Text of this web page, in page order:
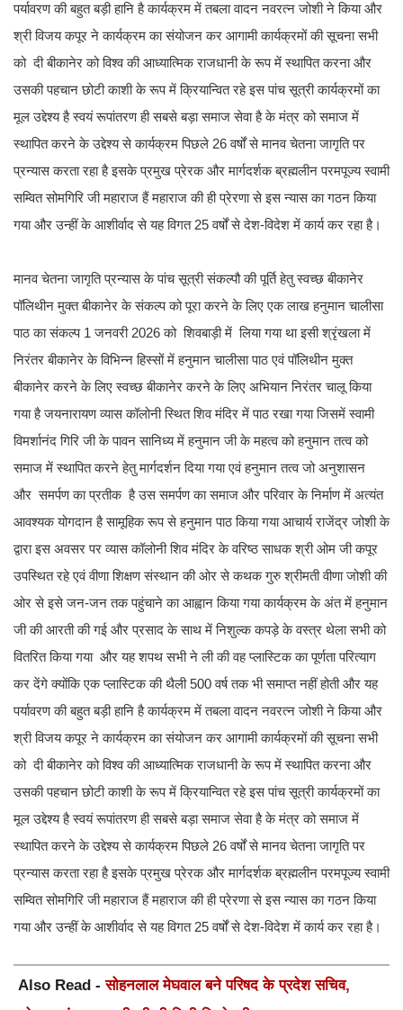
पर्यावरण की बहुत बड़ी हानि है कार्यक्रम में तबला वादन नवरत्न जोशी ने किया और
श्री विजय कपूर ने कार्यक्रम का संयोजन कर आगामी कार्यक्रमों की सूचना सभी
को दी बीकानेर को विश्व की आध्यात्मिक राजधानी के रूप में स्थापित करना और
उसकी पहचान छोटी काशी के रूप में क्रियान्वित रहे इस पांच सूत्री कार्यक्रमों का
मूल उद्देश्य है स्वयं रूपांतरण ही सबसे बड़ा समाज सेवा है के मंत्र को समाज में
स्थापित करने के उद्देश्य से कार्यक्रम पिछले 26 वर्षों से मानव चेतना जागृति पर
प्रन्यास करता रहा है इसके प्रमुख प्रेरक और मार्गदर्शक ब्रह्मलीन परमपूज्य स्वामी
सम्वित सोमगिरि जी महाराज हैं महाराज की ही प्रेरणा से इस न्यास का गठन किया
गया और उन्हीं के आशीर्वाद से यह विगत 25 वर्षों से देश-विदेश में कार्य कर रहा है।
मानव चेतना जागृति प्रन्यास के पांच सूत्री संकल्पौ की पूर्ति हेतु स्वच्छ बीकानेर
पॉलिथीन मुक्त बीकानेर के संकल्प को पूरा करने के लिए एक लाख हनुमान चालीसा
पाठ का संकल्प 1 जनवरी 2026 को शिवबाड़ी में लिया गया था इसी श्रृंखला में
निरंतर बीकानेर के विभिन्न हिस्सों में हनुमान चालीसा पाठ एवं पॉलिथीन मुक्त
बीकानेर करने के लिए स्वच्छ बीकानेर करने के लिए अभियान निरंतर चालू किया
गया है जयनारायण व्यास कॉलोनी स्थित शिव मंदिर में पाठ रखा गया जिसमें स्वामी
विमर्शानंद गिरि जी के पावन सानिध्य में हनुमान जी के महत्व को हनुमान तत्व को
समाज में स्थापित करने हेतु मार्गदर्शन दिया गया एवं हनुमान तत्व जो अनुशासन
और समर्पण का प्रतीक है उस समर्पण का समाज और परिवार के निर्माण में अत्यंत
आवश्यक योगदान है सामूहिक रूप से हनुमान पाठ किया गया आचार्य राजेंद्र जोशी के
द्वारा इस अवसर पर व्यास कॉलोनी शिव मंदिर के वरिष्ठ साधक श्री ओम जी कपूर
उपस्थित रहे एवं वीणा शिक्षण संस्थान की ओर से कथक गुरु श्रीमती वीणा जोशी की
ओर से इसे जन-जन तक पहुंचाने का आह्वान किया गया कार्यक्रम के अंत में हनुमान
जी की आरती की गई और प्रसाद के साथ में निशुल्क कपड़े के वस्त्र थेला सभी को
वितरित किया गया और यह शपथ सभी ने ली की वह प्लास्टिक का पूर्णता परित्याग
कर देंगे क्योंकि एक प्लास्टिक की थैली 500 वर्ष तक भी समाप्त नहीं होती और यह
पर्यावरण की बहुत बड़ी हानि है कार्यक्रम में तबला वादन नवरत्न जोशी ने किया और
श्री विजय कपूर ने कार्यक्रम का संयोजन कर आगामी कार्यक्रमों की सूचना सभी
को दी बीकानेर को विश्व की आध्यात्मिक राजधानी के रूप में स्थापित करना और
उसकी पहचान छोटी काशी के रूप में क्रियान्वित रहे इस पांच सूत्री कार्यक्रमों का
मूल उद्देश्य है स्वयं रूपांतरण ही सबसे बड़ा समाज सेवा है के मंत्र को समाज में
स्थापित करने के उद्देश्य से कार्यक्रम पिछले 26 वर्षों से मानव चेतना जागृति पर
प्रन्यास करता रहा है इसके प्रमुख प्रेरक और मार्गदर्शक ब्रह्मलीन परमपूज्य स्वामी
सम्वित सोमगिरि जी महाराज हैं महाराज की ही प्रेरणा से इस न्यास का गठन किया
गया और उन्हीं के आशीर्वाद से यह विगत 25 वर्षों से देश-विदेश में कार्य कर रहा है।
Also Read -सोहनलाल मेघवाल बने परिषद के प्रदेश सचिव,